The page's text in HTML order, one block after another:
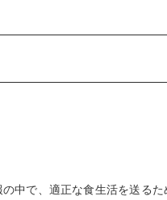
中で、適正な食生活を送る